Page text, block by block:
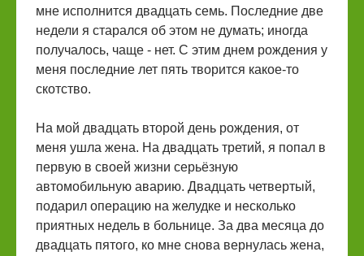
мне исполнится двадцать семь. Последние две
недели я старался об этом не думать; иногда
получалось, чаще - нет. С этим днем рождения у
меня последние лет пять творится какое-то
скотство.
На мой двадцать второй день рождения, от
меня ушла жена. На двадцать третий, я попал в
первую в своей жизни серьёзную
автомобильную аварию. Двадцать четвертый,
подарил операцию на желудке и несколько
приятных недель в больнице. За два месяца до
двадцать пятого, ко мне снова вернулась жена,